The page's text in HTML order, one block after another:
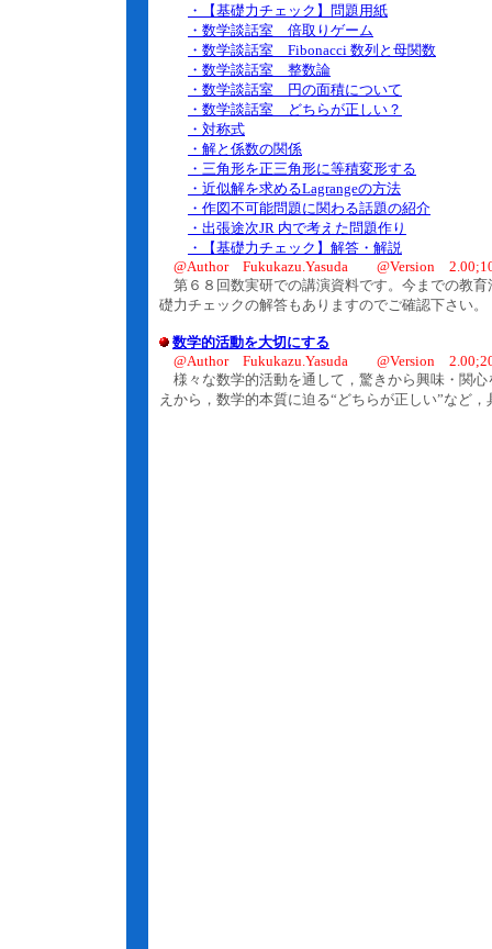
・【基礎力チェック】問題用紙
・数学談話室 倍取りゲーム
・数学談話室 Fibonacci 数列と母関数
・数学談話室 整数論
・数学談話室 円の面積について
・数学談話室 どちらが正しい？
・対称式
・解と係数の関係
・三角形を正三角形に等積変形する
・近似解を求めるLagrangeの方法
・作図不可能問題に関わる話題の紹介
・出張途次JR 内で考えた問題作り
・【基礎力チェック】解答・解説
@Author Fukukazu.Yasuda @Version
第６８回数実研での講演資料です。今までの教
礎力チェックの解答もありますのでご確認下さい。
数学的活動を大切にする
@Author Fukukazu.Yasuda @Version
様々な数学的活動を通して，驚きから興味・関
えから，数学的本質に迫る“どちらが正しい”など